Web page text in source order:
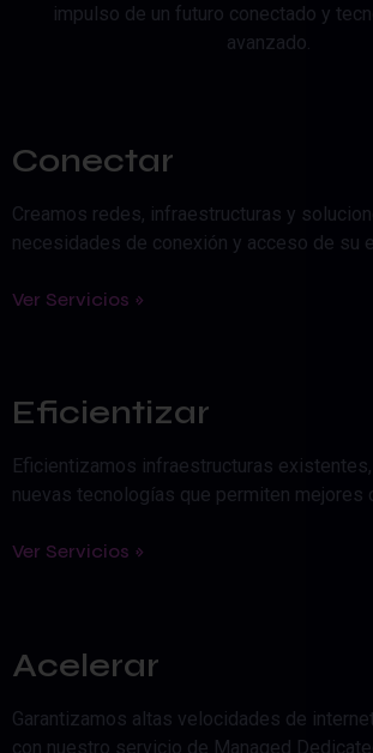
impulso de un futuro conectado y
avanzado.
Conectar
Creamos redes, infraestructuras y
necesidades de conexión y acceso de su
Ver Servicios »
Eficientizar
Eficientizamos infraestructuras
nuevas tecnologías que permiten mejores
Ver Servicios »
Acelerar
Garantizamos altas velocidades de
con nuestro servicio de Managed